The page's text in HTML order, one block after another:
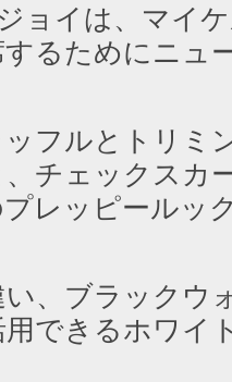
ョイは、マイ
るためにニュ
フルとトリミ
チェックスカ
レッピールッ
、ブラックウ
用できるホワイ